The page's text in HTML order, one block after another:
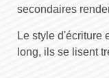
secondaires
Le style d'écriture
long, ils se lisent